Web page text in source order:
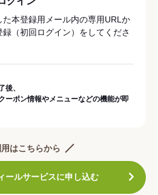
た本登録用メール内の専用URLか
録（初回ログイン）をしてくださ
後、
ーポン情報やメニューなどの機能が即
はこちらから
ールサービスに申し込む